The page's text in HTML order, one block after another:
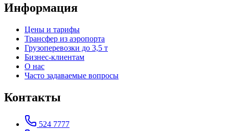
Информация
Цены и тарифы
Трансфер из аэропорта
Грузоперевозки до 3,5 т
Бизнес-клиентам
О нас
Часто задаваемые вопросы
Контакты
524 7777